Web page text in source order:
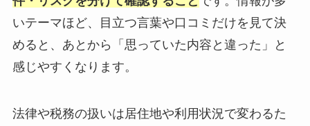
いテーマほど、目立つ言葉や口コミだけを見て決
めると、あとから「思っていた内容と違った」と
感じやすくなります。
法律や税務の扱いは居住地や利用状況で変わるた